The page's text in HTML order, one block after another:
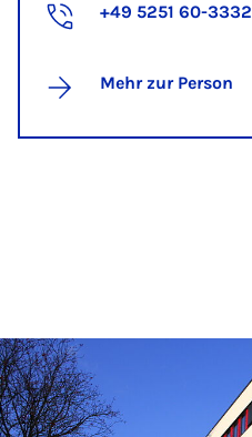
+49 5251 60-3332
Mehr zur Person